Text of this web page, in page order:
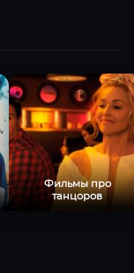
Фильмы про
танцоров